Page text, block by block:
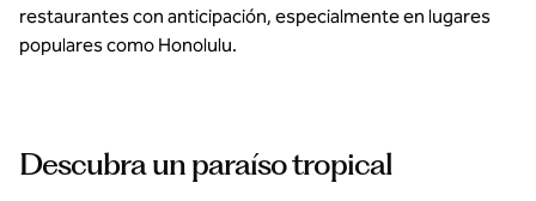
restaurantes con anticipación, especialmente en lugares
populares como Honolulu.
Descubra un paraíso tropical